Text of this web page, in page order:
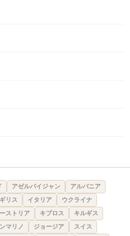
アゼルバイジャン
アルバニア
リス イタリア
ウクライナ
ストリア キプロス
キルギス
マリノ ジョージア
スイス